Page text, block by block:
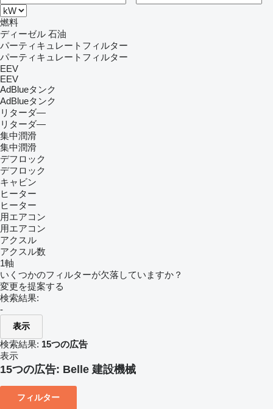
燃料
ディーゼル 石油
パーティキュレートフィルター
パーティキュレートフィルター
EEV
EEV
AdBlueタンク
AdBlueタンク
リターダ―
リターダ―
集中潤滑
集中潤滑
デフロック
デフロック
キャビン
ヒーター
ヒーター
用エアコン
用エアコン
アクスル
アクスル数
1軸
いくつかのフィルターが欠落していますか？
変更を提案する
検索結果:
-
表示
検索結果: 15つの広告
表示
15つの広告: Belle 建設機械
フィルター